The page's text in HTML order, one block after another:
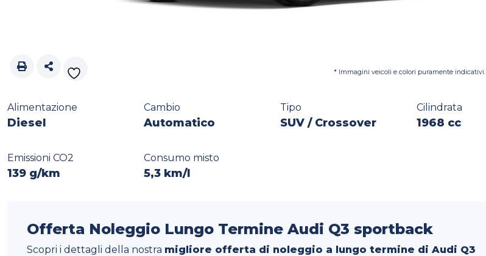
* Immagini veicoli e colori puramente indicativi.
Alimentazione
Diesel
Cambio
Automatico
Tipo
SUV / Crossover
Cilindrata
1968 cc
Emissioni CO2
139 g/km
Consumo misto
5,3 km/l
Offerta Noleggio Lungo Termine Audi Q3 sportback
Scopri i dettagli della nostra migliore offerta di noleggio a lungo termine di Audi Q3